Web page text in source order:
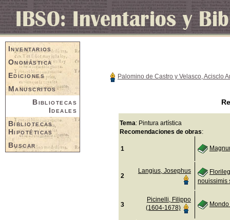
Inventarios
Onomástica
Ediciones
Manuscritos
Bibliotecas
Ideales
Bibliotecas
Hipotéticas
Buscar
Palomino de Castro y Velasco, Acisclo
Tema: Pintura artística
Recomendaciones de obras:
1
2
Langius, Josephus
nouissimis
3
Picinelli, Filippo
(1604-1678)